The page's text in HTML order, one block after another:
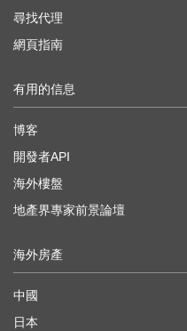
尋找代理
網頁指南
有用的信息
博客
開發者API
海外樓盤
地產界專家前景論壇
海外房產
中國
日本